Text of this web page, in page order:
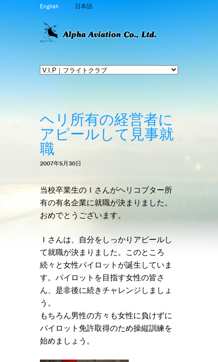
English 日本語
ヘリ所有の経営者に
アピールして見事就
職
2007年5月30日
当校卒業生のＩさんがヘリコプター所
有の有名企業に就職が決まりました。
おめでとうございます。
Ｉさんは、自分をしっかりアピールし
て就職が決まりました。このところ
続々と女性パイロットが誕生していま
す。パイロットを目指す女性の皆さ
ん、是非後に続きチャレンジしましょ
う。
もちろん男性の方々も女性に負けずに
パイロット免許取得のため操縦訓練を
始めましょう。